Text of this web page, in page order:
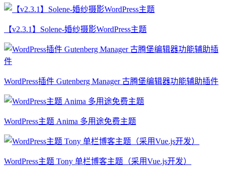
【v2.3.1】Solene-婚纱摄影WordPress主题
WordPress插件 Gutenberg Manager 古腾堡编辑器功能辅助插件
WordPress主题 Anima 多用途免费主题
WordPress主题 Tony 单栏博客主题（采用Vue.js开发）